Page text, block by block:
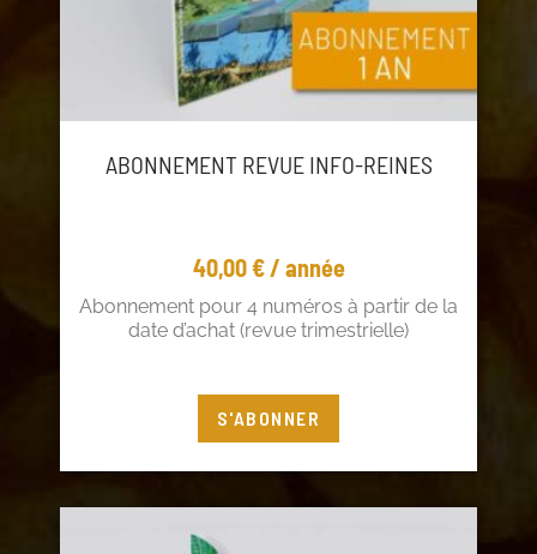
ABONNEMENT REVUE INFO-REINES
40,00€/ année
Abonnement pour 4 numéros à partir de la
date d’achat (revue trimestrielle)
Vous êtes adhérent ? Profitez de 5€ de
réduction !
S'ABONNER